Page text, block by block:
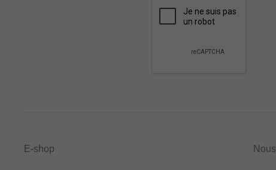
field
empty.
E-shop Nous